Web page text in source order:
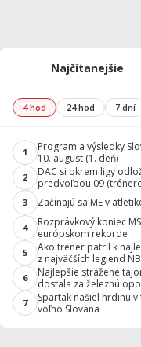
Najčítanejšie
4 hod 24 hod 7 dní
1
Program a výsledky
10. august (1. deň)
2
DAC si okrem ligy
predvoľbou 09
3 Začínajú sa ME v
4
Rozprávkový koniec
európskom rekorde
5
Ako tréner patril k
z najväčších legiend
6
Najlepšie strážené
dostala za železnú
7
Spartak našiel hrdinu
voľno Slovana